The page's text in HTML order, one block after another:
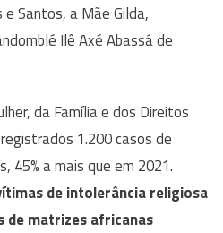
Santos, a Mãe Gilda,
Ilê Axé Abassá de
da Família e dos Direitos
1.200 casos de
45% a mais que em 2021.
de intolerância religiosa
de matrizes africanas